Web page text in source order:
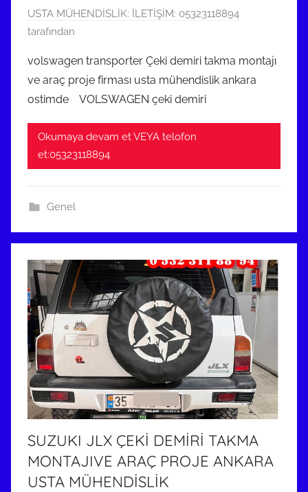
2
1
y
l
ü
l
t
r
i
h
i
n
d
e
g
ö
n
e
r
i
USTA MÜHENDİSLİK: İLETİŞİM: 05323118894
tarafından
volswagen transporter Çeki demiri takma montajı
ve araç proje firması usta mühendislik ankara
ostimde VOLSWAGEN çeki demiri
Okumaya devam et VEYA telofon
et:05323118894
Genel
SUZUKI JLX ÇEKİ DEMİRİ TAKMA
MONTAJIVE ARAÇ PROJE ANKARA
USTA MÜHENDİSLİK